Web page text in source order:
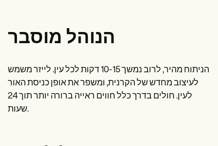
Why Carepatron?
הנוהל מוסבר
הניתוח מהיר, לרוב נמשך 10-15 דקות לכל עין. לייזר משמש
לעיצוב מחדש של הקרנית, ומשפר את אופן כניסת האור
לעין. חולים בדרך כלל חווים ראייה ברורה יותר תוך 24
שעות.